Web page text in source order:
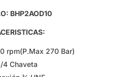
BHP2AOD10
rpm(P.Max 270 Bar)
4 Chaveta